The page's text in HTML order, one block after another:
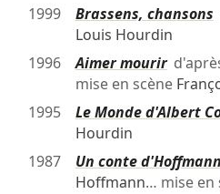
1999
Brassens, chansons
Louis Hourdin
1996
Aimer mourir
mise en scène
1995
Le Monde d'Albert
Hourdin
1987
Un conte d'Hoffmann
Hoffmann… mise en